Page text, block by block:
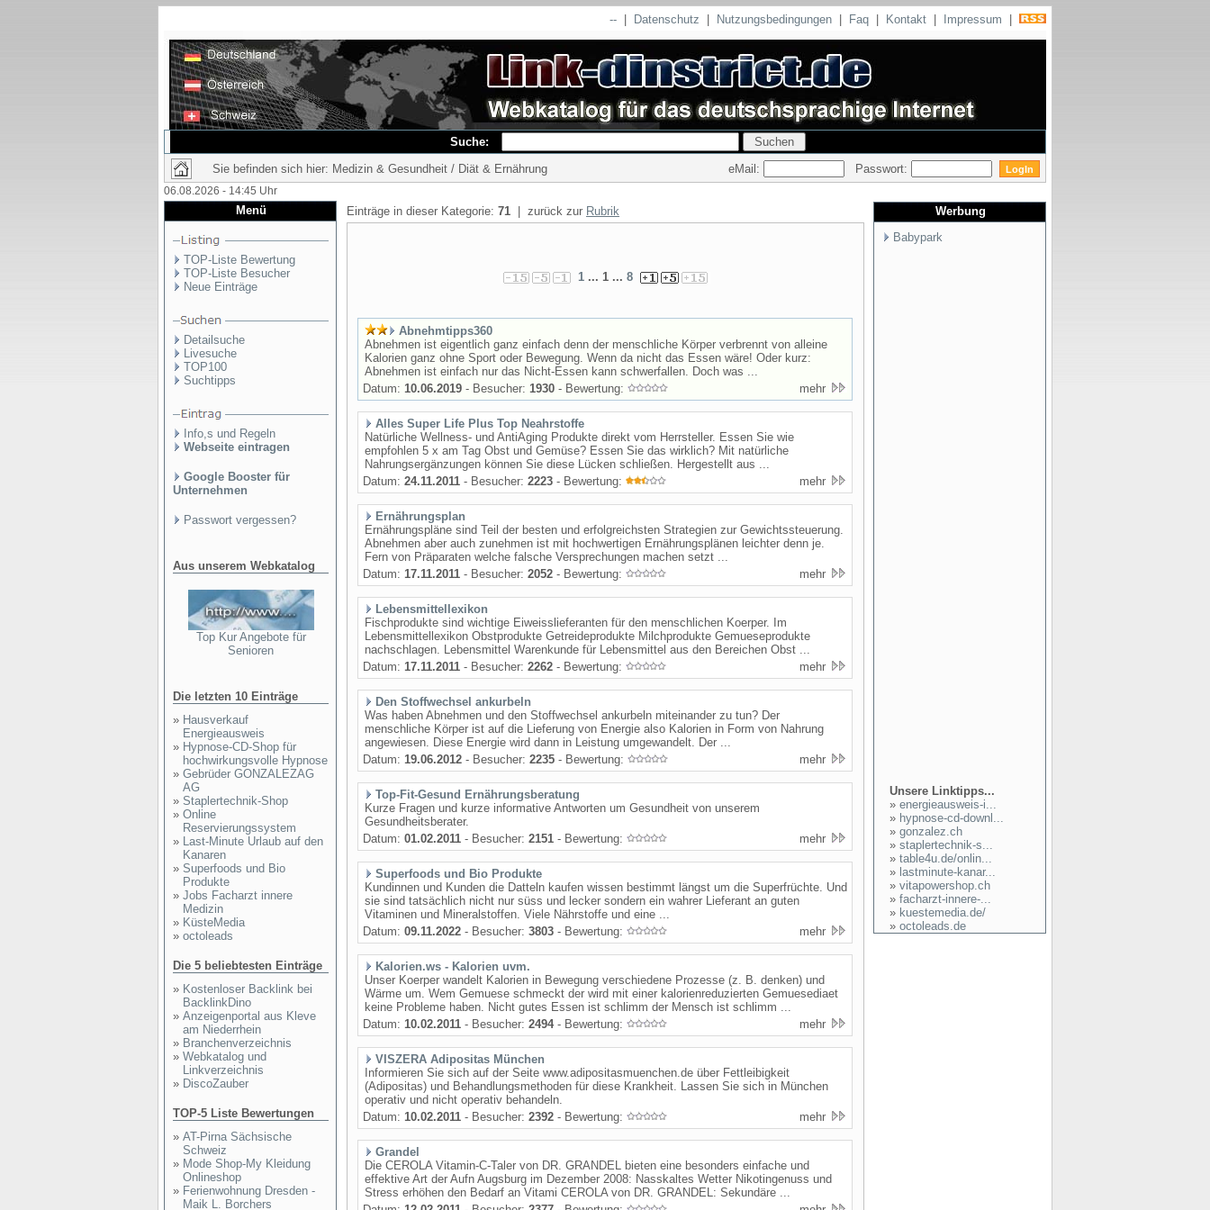
-- Datenschutz Nutzungsbedingungen Faq Kontakt Impressum
Suche:
Sie befinden sich hier: Medizin & Gesundheit / Diät & Ernährung
eMail: Passwort:
06.08.2026 - 14:45 Uhr
Menü
TOP-Liste Bewertung
TOP-Liste Besucher
Neue Einträge
Detailsuche
Livesuche
TOP100
Suchtipps
Info,s und Regeln
Webseite eintragen
Google Booster für
Unternehmen
Passwort vergessen?
Aus unserem Webkatalog
Top Kur Angebote für
Senioren
Die letzten 10 Einträge
» Hausverkauf
Energieausweis
» Hypnose-CD-Shop für
hochwirkungsvolle Hypnose
» Gebrüder GONZALEZAG
AG
» Staplertechnik-Shop
» Online
Reservierungssystem
» Last-Minute Urlaub auf den
Kanaren
» Superfoods und Bio
Produkte
» Jobs Facharzt innere
Medizin
» KüsteMedia
» octoleads
Die 5 beliebtesten Einträge
» Kostenloser Backlink bei
BacklinkDino
» Anzeigenportal aus Kleve
am Niederrhein
» Branchenverzeichnis
» Webkatalog und
Linkverzeichnis
» DiscoZauber
TOP-5 Liste Bewertungen
» AT-Pirna Sächsische
Schweiz
» Mode Shop-My Kleidung
Onlineshop
» Ferienwohnung Dresden -
Maik L. Borchers
Einträge in dieser Kategorie: 71 | zurück zur Rubrik
1... 1 ... 8
Abnehmtipps360
Abnehmen ist eigentlich ganz einfach denn der menschliche Körper verbrennt von alleine
Kalorien ganz ohne Sport oder Bewegung. Wenn da nicht das Essen wäre! Oder kurz:
Abnehmen ist einfach nur das Nicht-Essen kann schwerfallen. Doch was ...
Datum: 10.06.2019 - Besucher: 1930 - Bewertung: mehr
Alles Super Life Plus Top Neahrstoffe
Natürliche Wellness- und AntiAging Produkte direkt vom Herrsteller. Essen Sie wie
empfohlen 5 x am Tag Obst und Gemüse? Essen Sie das wirklich? Mit natürliche
Nahrungsergänzungen können Sie diese Lücken schließen. Hergestellt aus ...
Datum: 24.11.2011 - Besucher: 2223 - Bewertung: mehr
Ernährungsplan
Ernährungspläne sind Teil der besten und erfolgreichsten Strategien zur Gewichtssteuerung.
Abnehmen aber auch zunehmen ist mit hochwertigen Ernährungsplänen leichter denn je.
Fern von Präparaten welche falsche Versprechungen machen setzt ...
Datum: 17.11.2011 - Besucher: 2052 - Bewertung: mehr
Lebensmittellexikon
Fischprodukte sind wichtige Eiweisslieferanten für den menschlichen Koerper. Im
Lebensmittellexikon Obstprodukte Getreideprodukte Milchprodukte Gemueseprodukte
nachschlagen. Lebensmittel Warenkunde für Lebensmittel aus den Bereichen Obst ...
Datum: 17.11.2011 - Besucher: 2262 - Bewertung: mehr
Den Stoffwechsel ankurbeln
Was haben Abnehmen und den Stoffwechsel ankurbeln miteinander zu tun? Der
menschliche Körper ist auf die Lieferung von Energie also Kalorien in Form von Nahrung
angewiesen. Diese Energie wird dann in Leistung umgewandelt. Der ...
Datum: 19.06.2012 - Besucher: 2235 - Bewertung: mehr
Top-Fit-Gesund Ernährungsberatung
Kurze Fragen und kurze informative Antworten um Gesundheit von unserem
Gesundheitsberater.
Datum: 01.02.2011 - Besucher: 2151 - Bewertung: mehr
Superfoods und Bio Produkte
Kundinnen und Kunden die Datteln kaufen wissen bestimmt längst um die Superfrüchte. Und
sie sind tatsächlich nicht nur süss und lecker sondern ein wahrer Lieferant an guten
Vitaminen und Mineralstoffen. Viele Nährstoffe und eine ...
Datum: 09.11.2022 - Besucher: 3803 - Bewertung: mehr
Kalorien.ws - Kalorien uvm.
Unser Koerper wandelt Kalorien in Bewegung verschiedene Prozesse (z. B. denken) und
Wärme um. Wem Gemuese schmeckt der wird mit einer kalorienreduzierten Gemuesediaet
keine Probleme haben. Nicht gutes Essen ist schlimm der Mensch ist schlimm ...
Datum: 10.02.2011 - Besucher: 2494- Bewertung: mehr
VISZERA Adipositas München
Informieren Sie sich auf der Seite www.adipositasmuenchen.de über Fettleibigkeit
(Adipositas) und Behandlungsmethoden für diese Krankheit. Lassen Sie sich in München
operativ und nicht operativ behandeln.
Datum: 10.02.2011 - Besucher: 2392 - Bewertung: mehr
Grandel
Die CEROLA Vitamin-C-Taler von DR. GRANDEL bieten eine besonders einfache und
effektive Art der Aufn Augsburg im Dezember 2008: Nasskaltes Wetter Nikotingenuss und
Stress erhöhen den Bedarf an Vitami CEROLA von DR. GRANDEL: Sekundäre ...
Werbung
Babypark
Unsere Linktipps...
» energieausweis-i...
» hypnose-cd-downl...
» gonzalez.ch
» staplertechnik-s...
» table4u.de/onlin...
» lastminute-kanar...
» vitapowershop.ch
» facharzt-innere-...
» kuestemedia.de/
» octoleads.de